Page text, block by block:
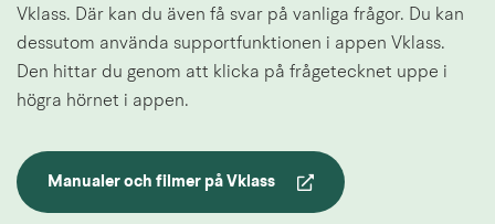
Vklass. Där kan du även få svar på vanliga frågor. Du kan
dessutom använda supportfunktionen i appen Vklass.
Den hittar du genom att klicka på frågetecknet uppe i
högra hörnet i appen.
Manualer och filmer på Vklass
Länk till annan webbplats.